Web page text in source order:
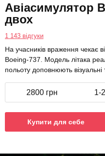
Авіасимулятор
двох
1 143 відгуки
На учасників враження чекає
Boeing-737. Модель літака
польоту доповнюють візуальні
2800 грн 1-
Купити для себе